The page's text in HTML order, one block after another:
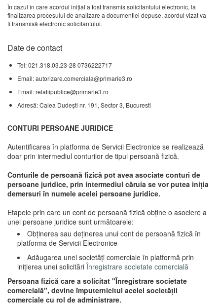
În cazul în care acordul iniţial a fost transmis solicitantului electronic, la
finalizarea procesului de analizare a documentiei depuse, acordul vizat va
fi transmisă electronic solicitantului.
Date de contact
Tel: 021.318.03.23-28 0736222717
Email: autorizare.comerciala@primarie3.ro
Email: relatiipublice@primarie3.ro
Adresă: Calea Dudeşti nr. 191, Sector 3, Bucuresti
CONTURI PERSOANE JURIDICE
Autentificarea în platforma de Servicii Electronice se realizează
doar prin intermediul conturilor de tipul persoană fizică.
Conturile de persoană fizică pot avea asociate conturi de
persoane juridice, prin intermediul căruia se vor putea iniția
demersuri în numele acelei persoane juridice.
Etapele prin care un cont de persoană fizică obține o asociere a
unei persoane juridice sunt următoarele:
Obținerea sau deținerea unui cont de persoană fizică în
platforma de Servicii Electronice
Adăugarea unei societăți comerciale în platformă prin
inițierea unei solicitări Înregistrare societate comercială
Persoana fizică care a solicitat "Înregistrare societate
comercială", devine împuternicitul acelei societății
comerciale cu rol de administrare.